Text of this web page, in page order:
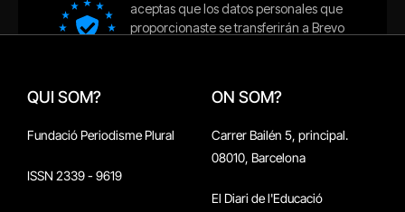
QUI SOM?
Fundació Periodisme Plural
ISSN 2339 - 9619
ON SOM?
Carrer Bailén 5, principal.
08010, Barcelona
El Diari de l'Educació